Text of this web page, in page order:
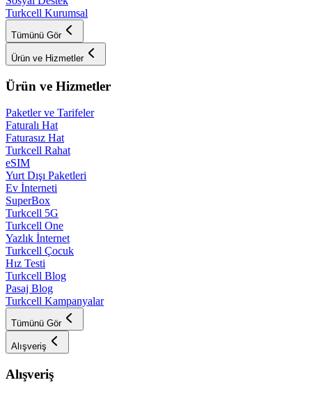
Turkcell Kurumsal
Tümünü Gör
Ürün ve Hizmetler
Ürün ve Hizmetler
Paketler ve Tarifeler
Faturalı Hat
Faturasız Hat
Turkcell Rahat
eSIM
Yurt Dışı Paketleri
Ev İnterneti
SuperBox
Turkcell 5G
Turkcell One
Yazlık İnternet
Turkcell Çocuk
Hız Testi
Turkcell Blog
Pasaj Blog
Turkcell Kampanyalar
Tümünü Gör
Alışveriş
Alışveriş